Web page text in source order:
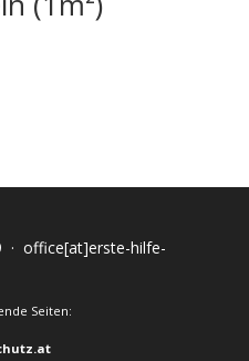
· office[at]erste-hilfe-
Seiten: